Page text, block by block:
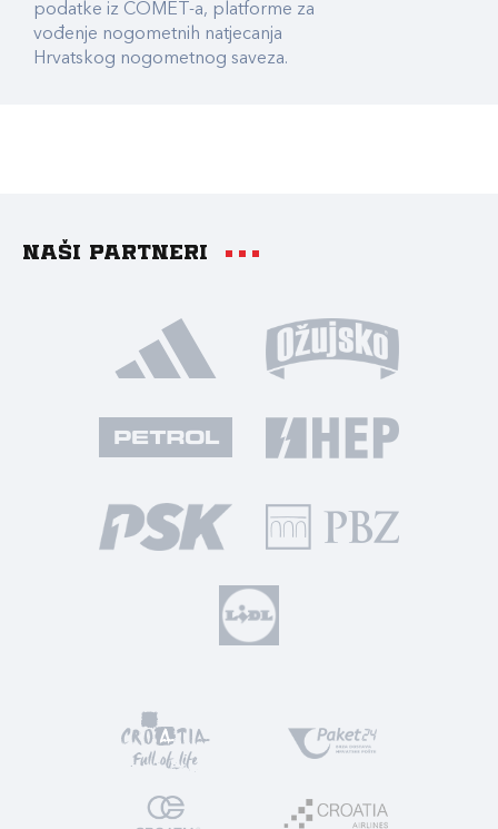
podatke iz COMET-a, platforme za
vođenje nogometnih natjecanja
Hrvatskog nogometnog saveza.
Naši partneri